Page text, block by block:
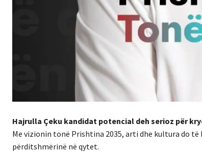
Hajrulla Çeku kandidat potencial deh serioz për
Me vizionin tonë Prishtina 2035, arti dhe kultura do
përditshmërinë në qytet.